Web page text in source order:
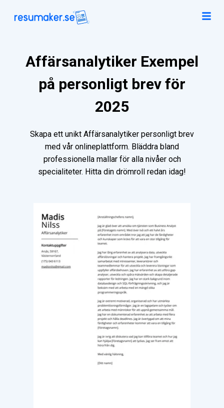
Affärsanalytiker Exempel
på personligt brev för
2025
Skapa ett unikt Affärsanalytiker personligt brev
med vår onlineplattform. Bläddra bland
professionella mallar för alla nivåer och
specialiteter. Hitta din drömroll redan idag!